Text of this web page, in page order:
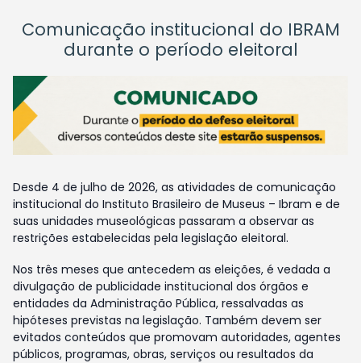
Comunicação institucional do IBRAM
durante o período eleitoral
Desde 4 de julho de 2026, as atividades de comunicação
institucional do Instituto Brasileiro de Museus – Ibram e de
suas unidades museológicas passaram a observar as
restrições estabelecidas pela legislação eleitoral.
Nos três meses que antecedem as eleições, é vedada a
divulgação de publicidade institucional dos órgãos e
entidades da Administração Pública, ressalvadas as
hipóteses previstas na legislação. Também devem ser
evitados conteúdos que promovam autoridades, agentes
públicos, programas, obras, serviços ou resultados da